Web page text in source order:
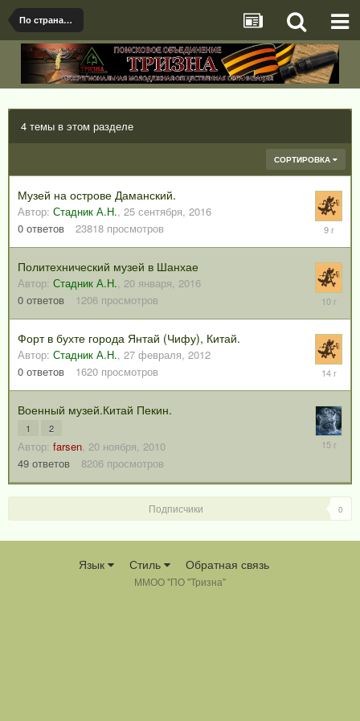
По странам и регионам
4 темы в этом разделе
СОРТИРОВКА
Музей на острове Даманский.
Автор: Стадник А.Н., 25 сентября, 2016
0 ответов 23818 просмотров
25
2016
Политехнический музей в Шанхае
Автор: Стадник А.Н., 20 января, 2016
0 ответов 1206 просмотров
20
2016
Форт в бухте города Янтай (Чифу), Китай.
Автор: Стадник А.Н., 27 февраля, 2012
0 ответов 1620 просмотров
27
2012
Военный музей.Китай Пекин.
1 2
Автор: farsen, 20 ноября, 2010
49 ответов 8206 просмотров
29
Подписчики 0
Язык Стиль Обратная связь
ММОО "ПО "Тризна"